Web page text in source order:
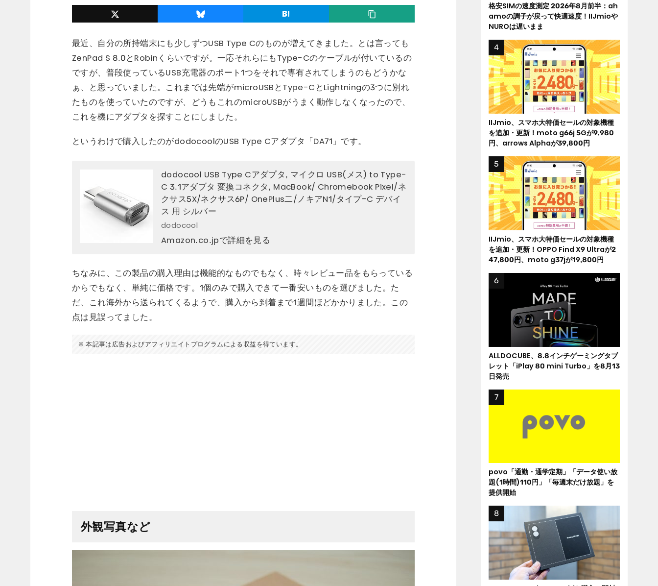
最近、自分の所持端末にも少しずつUSB Type Cのものが増えてきました。とは言っても
ZenPad S 8.0とRobinくらいですが。一応それらにもType-Cのケーブルが付いているの
ですが、普段使っているUSB充電器のポート1つをそれで専有されてしまうのもどうかな
ぁ、と思っていました。これまでは先端がmicroUSBとType-CとLightningの3つに別れ
たものを使っていたのですが、どうもこれのmicroUSBがうまく動作しなくなったので、
これを機にアダプタを探すことにしました。
というわけで購入したのがdodocoolのUSB Type Cアダプタ「DA71」です。
dodocool USB Type Cアダプタ, マイクロ USB(メス) to Type-
C 3.1アダプタ 変換コネクタ, MacBook/ Chromebook Pixel/ネ
クサス5X/ネクサス6P/ OnePlus二/ノキアN1/タイプ-C デバイ
ス 用 シルバー
dodocool
Amazon.co.jpで詳細を見る
ちなみに、この製品の購入理由は機能的なものでもなく、時々レビュー品をもらっている
からでもなく、単純に価格です。1個のみで購入できて一番安いものを選びました。た
だ、これ海外から送られてくるようで、購入から到着まで1週間ほどかかりました。この
点は見誤ってました。
本記事は広告およびアフィリエイトプログラムによる収益を得ています。
外観写真など
格安SIMの速度測定 2026年8月前半：ah
amoの調子が戻って快適速度！IIJmioや
NUROは遅いまま
IIJmio、スマホ大特価セールの対象機種
を追加・更新！moto g66j 5Gが9,980
円、arrows Alphaが39,800円
IIJmio、スマホ大特価セールの対象機種
を追加・更新！OPPO Find X9 Ultraが2
47,800円、moto g37jが19,800円
ALLDOCUBE、8.8インチゲーミングタブ
レット「iPlay 80 mini Turbo」を8月13
日発売
povo「通勤・通学定期」「データ使い放
題(1時間)110円」「毎週末だけ放題」を
提供開始